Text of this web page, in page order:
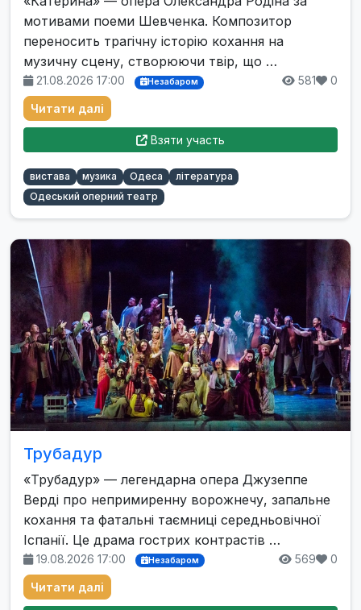
мотивами поеми Шевченка. Композитор
переносить трагічну історію кохання на
музичну сцену, створюючи твір, що …
21.08.2026 17:00 Незабаром 581 0
Читати далі
Взяти участь
вистава музика Одеса
література
Одеський оперний театр
Трубадур
«Трубадур» — легендарна опера Джузеппе
Верді про непримиренну ворожнечу, запальне
кохання та фатальні таємниці середньовічної
Іспанії. Це драма гострих контрастів …
19.08.2026 17:00 Незабаром 569 0
Читати далі